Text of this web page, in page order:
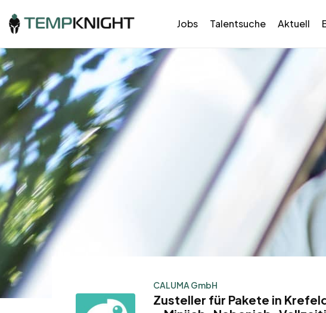
Jobs Talentsuche Aktuell
CALUMA GmbH
Zusteller für Pakete in